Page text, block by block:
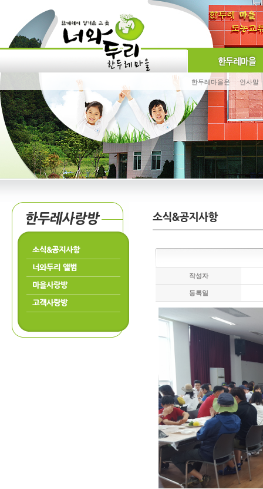
한두레마을은 인사말
소식&공지사항
너와두리 앨범
마을사랑방
고객사랑방
작성자
등록일